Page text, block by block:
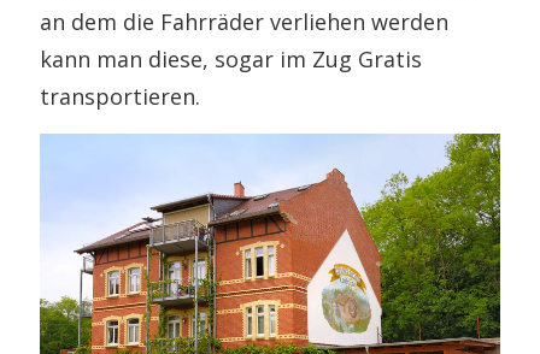
an dem die Fahrräder verliehen werden
kann man diese, sogar im Zug Gratis
transportieren.